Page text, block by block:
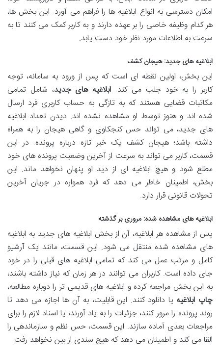
امکان دسترسی به انواع ابلاغیه ها را فراهم می آورد. این بخش ها،
هر کدام وظیفه خاصی را بر عهده دارند و به کاربر کمک می کنند تا به
سرعت به اطلاعات مورد نظر خود دست یابد.
ابلاغیه های جدید: هیجان کشف
این بخش، اولین نقطه ای است که پس از ورود به سامانه، توجه
کاربر را به خود جلب می کند. ابلاغیه های جدید، شامل تمامی
مکاتبات قضایی هستند که به تازگی به حساب کاربری فرد ارسال
شده اند و هنوز توسط او مشاهده نشده اند. دیدن تعداد ابلاغیه
های جدید، می تواند حس کنجکاوی و گاهی هیجان را به همراه
داشته باشد؛ هیجان کشف یک خبر تازه درباره پرونده. در این
قسمت، کاربر می تواند به سرعت از آخرین وضعیت پرونده های خود
مطلع شود و هیچ ابلاغیه ای از دید او پنهان نخواهد ماند. این
بخش، اطمینان خاطر می دهد که فرد همواره در جریان آخرین
تحولات قانونی قرار دارد.
ابلاغیه های مشاهده شده: مروری بر گذشته
پس از مشاهده هر ابلاغیه، آن از بخش ابلاغیه های جدید به ابلاغیه
های مشاهده شده منتقل می شود. این قسمت، مانند یک آرشیو
کامل و مرتب عمل می کند که تمامی ابلاغیه های قبلی را در خود
جای داده است. کاربران می توانند در هر زمان که نیاز داشته باشند،
به این بخش مراجعه کرده و ابلاغیه های قدیمی تر را دوباره مطالعه،
چاپ ابلاغیه یا دانلود کنند. این قابلیت، به آن ها اجازه می دهد تا
روند پرونده را مرور کنند، جزئیات را به یاد آورند، یا اسناد لازم را برای
مراجعات بعدی آماده سازند. این قسمت، حس نظم و سازماندهی را
القا می کند و اطمینان می دهد که هیچ سندی از بین نخواهد رفت.